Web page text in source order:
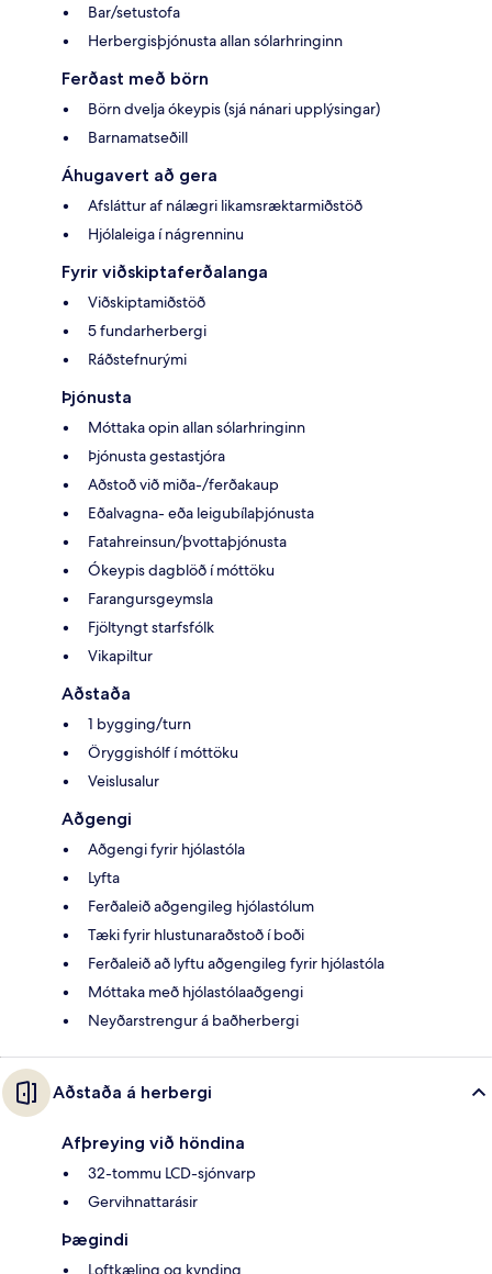
Bar/setustofa
Herbergisþjónusta allan sólarhringinn
Ferðast með börn
Börn dvelja ókeypis (sjá nánari upplýsingar)
Barnamatseðill
Áhugavert að gera
Afsláttur af nálægri likamsræktarmiðstöð
Hjólaleiga í nágrenninu
Fyrir viðskiptaferðalanga
Viðskiptamiðstöð
5 fundarherbergi
Ráðstefnurými
Þjónusta
Móttaka opin allan sólarhringinn
Þjónusta gestastjóra
Aðstoð við miða-/ferðakaup
Eðalvagna- eða leigubílaþjónusta
Fatahreinsun/þvottaþjónusta
Ókeypis dagblöð í móttöku
Farangursgeymsla
Fjöltyngt starfsfólk
Vikapiltur
Aðstaða
1 bygging/turn
Öryggishólf í móttöku
Veislusalur
Aðgengi
Aðgengi fyrir hjólastóla
Lyfta
Ferðaleið aðgengileg hjólastólum
Tæki fyrir hlustunaraðstoð í boði
Ferðaleið að lyftu aðgengileg fyrir hjólastóla
Móttaka með hjólastólaaðgengi
Neyðarstrengur á baðherbergi
Aðstaða á herbergi
Afþreying við höndina
32-tommu LCD-sjónvarp
Gervihnattarásir
Þægindi
Loftkæling og kynding